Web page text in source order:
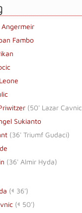
Fambo
(50' Lazar Cavnic
Sukianto
(36' Triumf Gudaci)
(36' Almir Hyda)
(
36')
(
50')